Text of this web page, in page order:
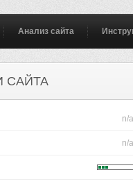
Анализ сайта
САЙТА
n/a
n/a